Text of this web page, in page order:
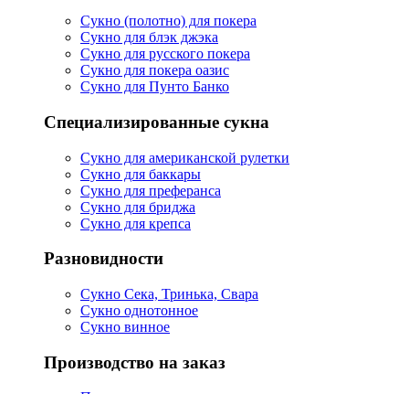
Сукно (полотно) для покера
Сукно для блэк джэка
Сукно для русского покера
Сукно для покера оазис
Сукно для Пунто Банко
Специализированные сукна
Сукно для американской рулетки
Сукно для баккары
Сукно для преферанса
Сукно для бриджа
Сукно для крепса
Разновидности
Сукно Сека, Тринька, Свара
Сукно однотонное
Сукно винное
Производство на заказ